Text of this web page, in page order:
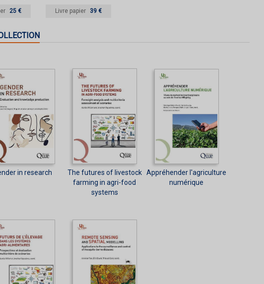
25 € Livre papier 39 €
in research
The futures of livestock
farming in agri-food
systems
Appréhender l'agriculture
numérique